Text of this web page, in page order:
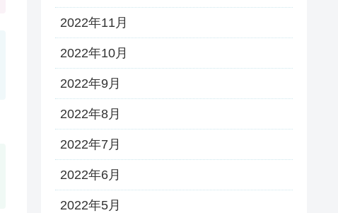
2022年11月
2022年10月
2022年9月
2022年8月
2022年7月
2022年6月
2022年5月